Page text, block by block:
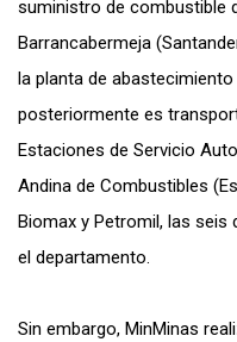
suministro de combustible
Barrancabermeja
la planta de
posteriormente es
Estaciones de Servicio
Andina de Combustibles
Biomax y Petromil, las seis
el departamento.
Sin embargo, MinMinas